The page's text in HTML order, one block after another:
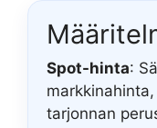
Spot-hinta:
tarjonnan